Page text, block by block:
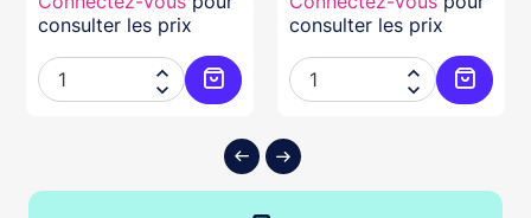
au panier
consulter les prix


Ajouter au panier
consulter les prix

